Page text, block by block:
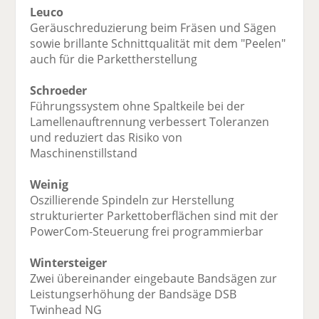
Leuco
Geräuschreduzierung beim Fräsen und Sägen
sowie brillante Schnittqualität mit dem "Peelen"
auch für die Parkettherstellung
Schroeder
Führungssystem ohne Spaltkeile bei der
Lamellenauftrennung verbessert Toleranzen
und reduziert das Risiko von
Maschinenstillstand
Weinig
Oszillierende Spindeln zur Herstellung
strukturierter Parkettoberflächen sind mit der
PowerCom-Steuerung frei programmierbar
Wintersteiger
Zwei übereinander eingebaute Bandsägen zur
Leistungserhöhung der Bandsäge DSB
Twinhead NG